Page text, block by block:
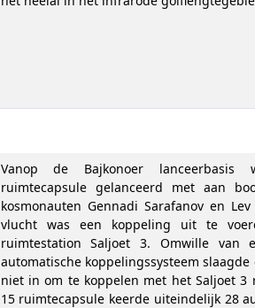
Vanop de Bajkonoer
ruimtecapsule gelanceerd met aan
kosmonauten Gennadi Sarafanov en
vlucht was een koppeling uit te
ruimtestation Saljoet 3. Omwille van
automatische koppelingssysteem
niet in om te koppelen met het Saljoet 3
15 ruimtecapsule keerde uiteindelijk 28